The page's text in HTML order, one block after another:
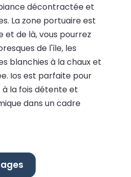
décontractée et
La zone portuaire est
de là, vous pourrez
de l'île, les
blanchies à la chaux et
Ios est parfaite pour
la fois détente et
dans un cadre